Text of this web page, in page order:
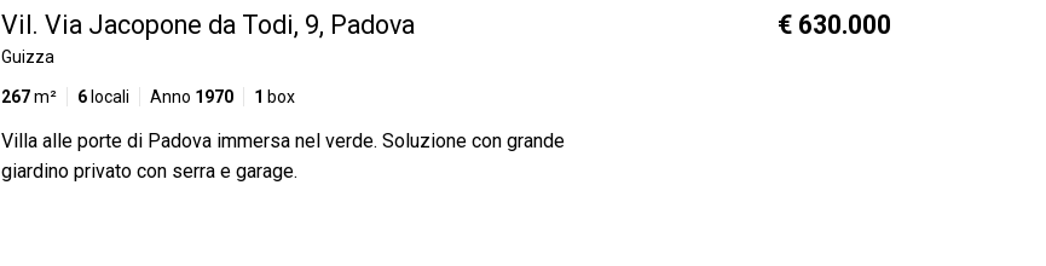
Vil. Via Jacopone da Todi, 9, Padova
Guizza
267m² 6 locali Anno 1970 1 box
€ 630.000
Villa alle porte di Padova immersa nel verde. Soluzione con grande
giardino privato con serra e garage.